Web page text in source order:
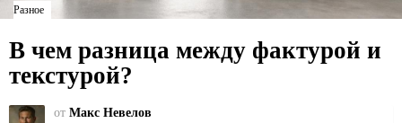
Разное
В чем разница между фактурой и
текстурой?
от Макс Невелов